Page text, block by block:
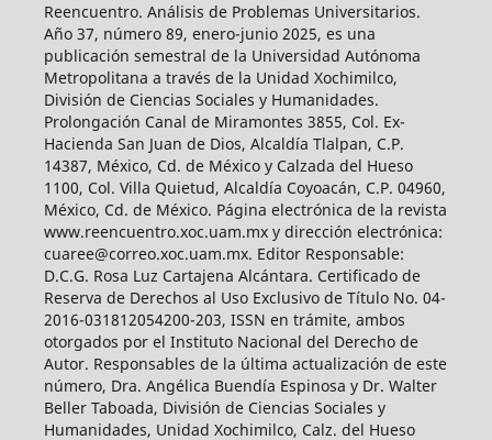
Reencuentro. Análisis de Problemas Universitarios.
Año 37, número 89, enero-junio 2025, es una
publicación semestral de la Universidad Autónoma
Metropolitana a través de la Unidad Xochimilco,
División de Ciencias Sociales y Humanidades.
Prolongación Canal de Miramontes 3855, Col. Ex-
Hacienda San Juan de Dios, Alcaldía Tlalpan, C.P.
14387, México, Cd. de México y Calzada del Hueso
1100, Col. Villa Quietud, Alcaldía Coyoacán, C.P. 04960,
México, Cd. de México. Página electrónica de la revista
www.reencuentro.xoc.uam.mx y dirección electrónica:
cuaree@correo.xoc.uam.mx. Editor Responsable:
D.C.G. Rosa Luz Cartajena Alcántara. Certificado de
Reserva de Derechos al Uso Exclusivo de Título No. 04-
2016-031812054200-203, ISSN en trámite, ambos
otorgados por el Instituto Nacional del Derecho de
Autor. Responsables de la última actualización de este
número, Dra. Angélica Buendía Espinosa y Dr. Walter
Beller Taboada, División de Ciencias Sociales y
Humanidades, Unidad Xochimilco, Calz. del Hueso